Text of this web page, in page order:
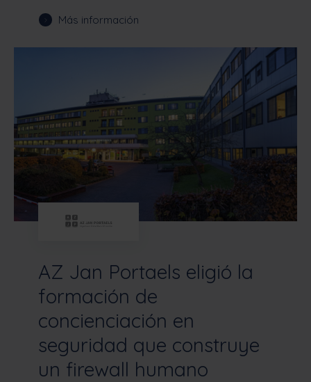
Más información
AZ Jan Portaels eligió la
formación de
concienciación en
seguridad que construye
un firewall humano